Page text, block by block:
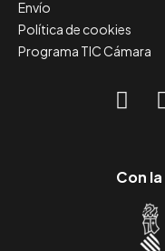
Envío
Política de cookies
Programa TIC Cámara
Con